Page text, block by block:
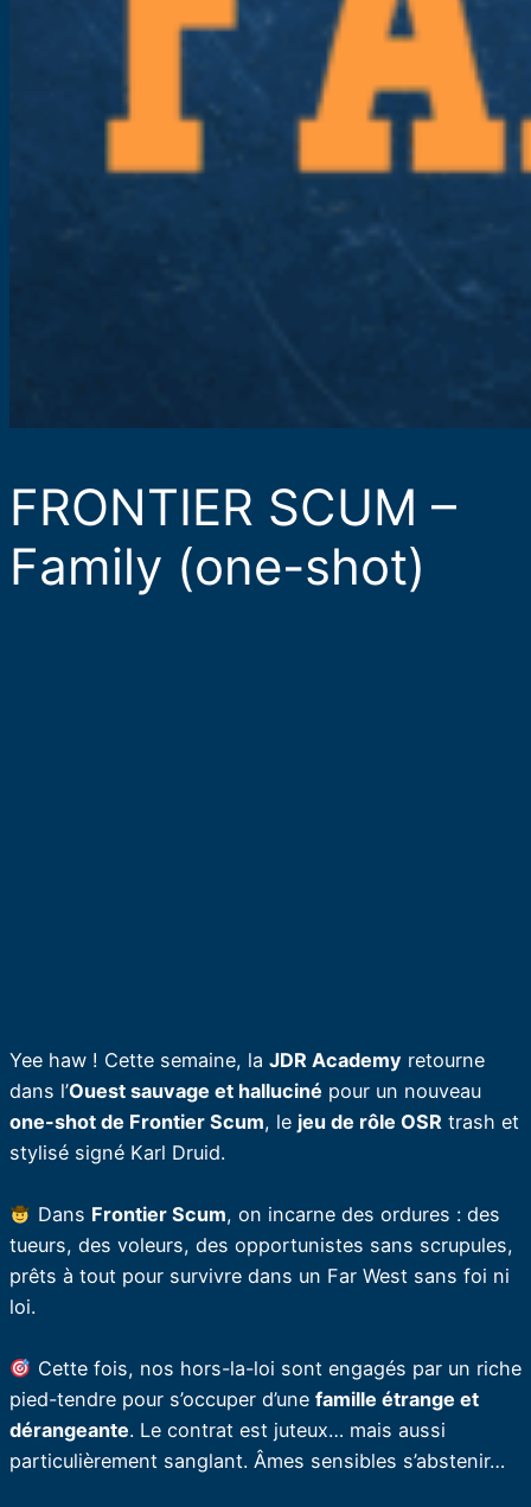
FRONTIER SCUM –
Family (one-shot)
Yee haw ! Cette semaine, la JDR Academy retourne
dans l’Ouest sauvage et halluciné pour un nouveau
one-shot de Frontier Scum, le jeu de rôle OSR trash et
stylisé signé Karl Druid.
Dans Frontier Scum, on incarne des ordures : des
tueurs, des voleurs, des opportunistes sans scrupules,
prêts à tout pour survivre dans un Far West sans foi ni
loi.
Cette fois, nos hors-la-loi sont engagés par un riche
pied-tendre pour s’occuper d’une famille étrange et
dérangeante. Le contrat est juteux… mais aussi
particulièrement sanglant. Âmes sensibles s’abstenir…